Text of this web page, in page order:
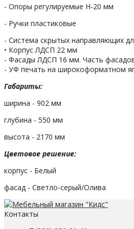
- Опоры регулируемые Н-20 мм
- Ручки пластиковые
- Система скрытых направляющих
• Корпус ЛДСП 22 мм
- Фасады ЛДСП 16 мм. Часть
- УФ печать на широкоформатном
Габариты:
ширина - 902 мм
глубина - 550 мм
высота - 2170 мм
Цветовое решение:
корпус - Белый
фасад - Светло-серый/Олива
Контакты